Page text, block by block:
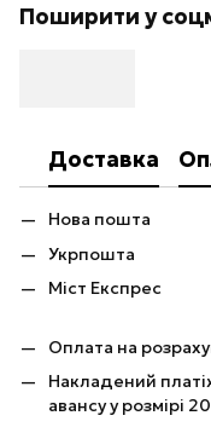
Поширити у
Доставка
Нова пошта
Укрпошта
Міст Експрес
Оплата на
Накладений
авансу у розмірі